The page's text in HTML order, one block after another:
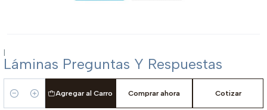
|
Láminas Preguntas Y Respuestas
Cantidad
Agregar al Carro Comprar ahora Cotizar